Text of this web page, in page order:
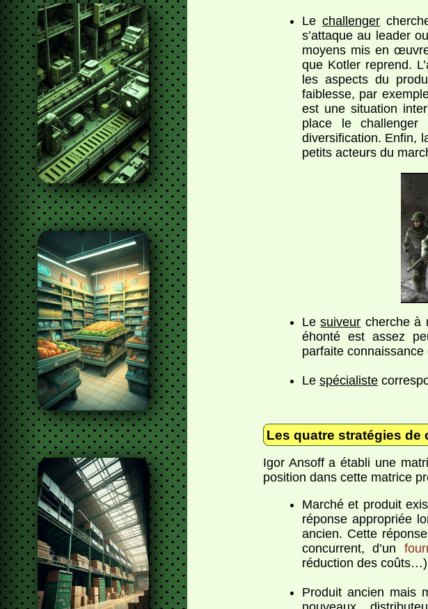
Lechallenger
s’attaque au leader
moyens mis en
que Kotler reprend.
les aspects du
faiblesse, par
est une situation
place le
diversification. Enfin,
petits acteurs du
Lesuiveur cherche à
éhonté est assez
parfaite
Lespécialiste
Les quatre stratégies de
Igor Ansoff a établi une
position dans cette matrice
Marché et produit
réponse appropriée
ancien. Cette
concurrent, d’un
réduction des
Produit ancien mais